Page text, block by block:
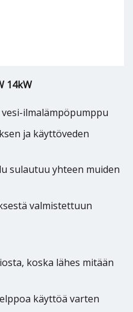
14kW
ilmalämpöpumppu
ja käyttöveden
sulautuu yhteen muiden
valmistettuun
koska lähes mitään
käyttöä varten